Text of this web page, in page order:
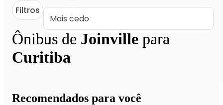
Ônibus de Joinville para
Curitiba
Filtros
Recomendados para você